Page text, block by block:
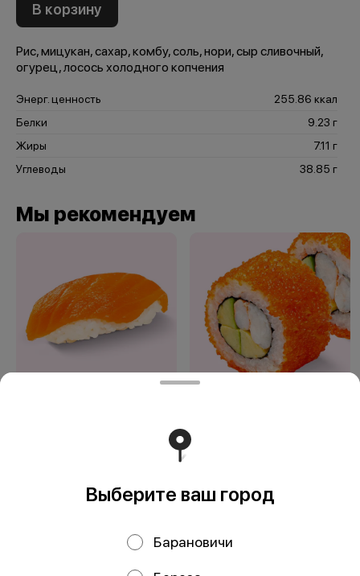
В корзину
Рис, мицукан, сахар, комбу, соль, нори, сыр сливочный,
огурец, лосось холодного копчения
Энерг. ценность
255.86 ккал
Белки
9.23 г
Жиры
7.11 г
Углеводы
38.85 г
Мы рекомендуем
ООО «Блэк Ролл»
адрес: РБ, г. Минск, 220005, ул. Платонова, дом 20Б,
Выберите ваш город
Барановичи